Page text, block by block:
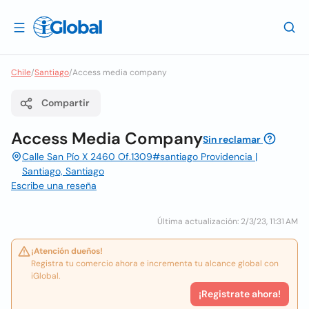
Chile/Santiago/Access media company
Compartir
Access Media CompanySin reclamar
Calle San Pío X 2460 Of.1309#santiago Providencia |
Santiago, Santiago
Escribe una reseña
Última actualización: 2/3/23, 11:31 AM
¡Atención dueños!
Registra tu comercio ahora e incrementa tu alcance global con
iGlobal.
¡Registrate ahora!